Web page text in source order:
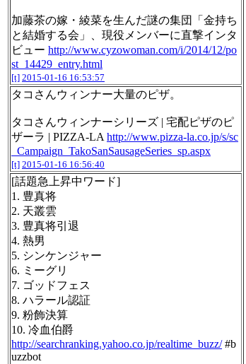
加藤茶の嫁・綾菜を生んだ謎の集団「金持ち
と結婚する会」、現役メンバーに直撃インタ
ビュー http://www.cyzowoman.com/i/2014/12/po
st_14429_entry.html
[t] 2015-01-16 16:53:57
タコさんウィンナー大量のピザ。
タコさんウィンナーシリーズ | 宅配ピザのピ
ザーラ | PIZZA-LAhttp://www.pizza-la.co.jp/s/sc
_Campaign_TakoSanSausageSeries_sp.aspx
[t] 2015-01-16 16:56:40
[話題急上昇中ワード]
1. 豊真将
2. 天叢雲
3. 豊真将引退
4. 熱男
5. シンケンジャー
6. ミーグリ
7. ゴッドフェス
8. ハラール認証
9. 粉飾決算
10. 冷血伯爵
http://searchranking.yahoo.co.jp/realtime_buzz/#b
uzzbot